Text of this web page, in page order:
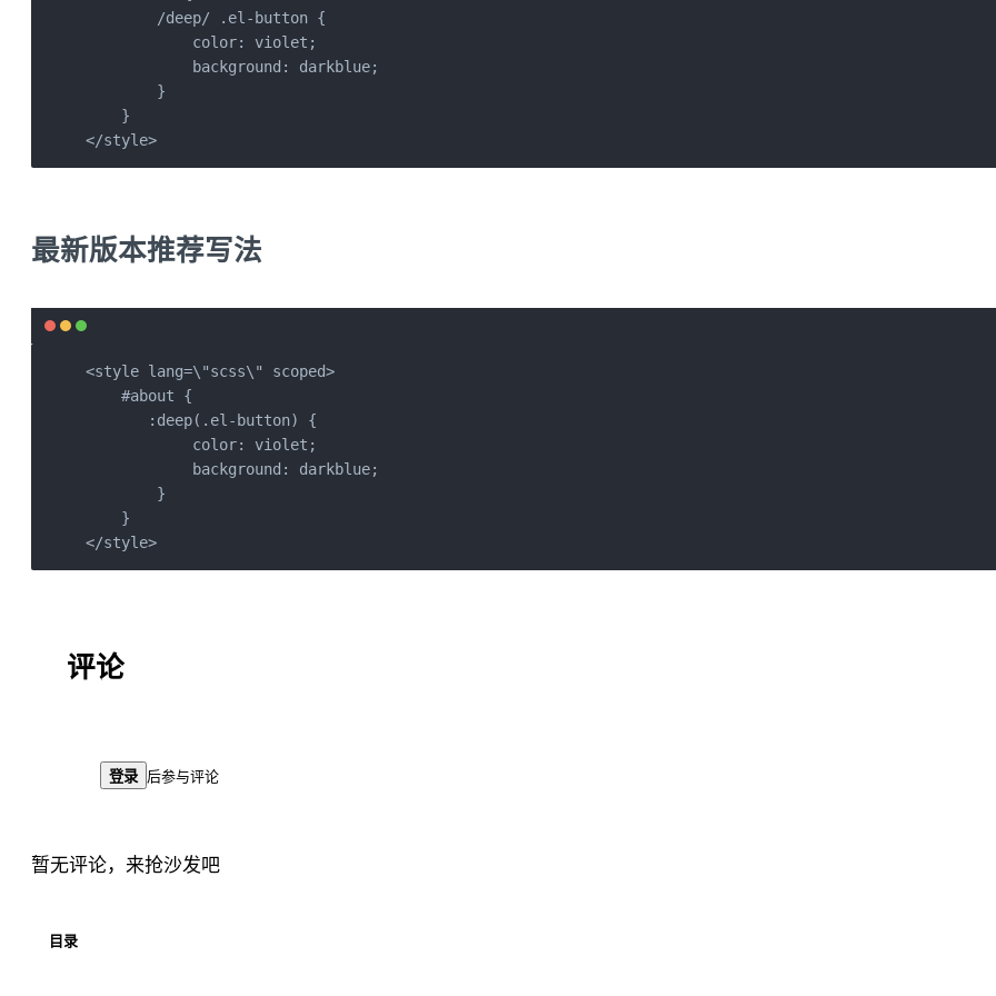
        /deep/ .el-button {
            color: violet;
            background: darkblue;
        }
    }
</style>
最新版本推荐写法
<style lang=\"scss\" scoped>
    #about {
       :deep(.el-button) {
            color: violet;
            background: darkblue;
        }
    }
</style>
评论
登录 后参与评论
暂无评论，来抢沙发吧
目录